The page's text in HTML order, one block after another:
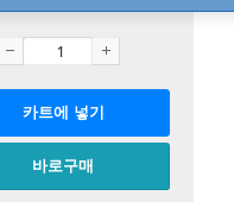
카트에 넣기
바로구매